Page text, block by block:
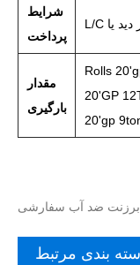
شرایط
مقدار
20'GP
20'gp
برزنت ضد آب سفارشی
بندی مرتبط